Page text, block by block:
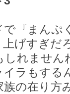
『まんぷ
げすぎだ
しれません
イラもする
族の在り方